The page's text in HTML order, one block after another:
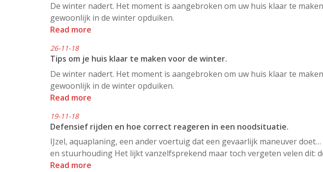
De winter nadert. Het moment is aangebroken om uw huis klaar te
gewoonlijk in de winter opduiken.
Read more
26-11-18
Tips om je huis klaar te maken voor de winter.
De winter nadert. Het moment is aangebroken om uw huis klaar te
gewoonlijk in de winter opduiken.
Read more
19-11-18
Defensief rijden en hoe correct reageren in een noodsituatie.
IJzel, aquaplaning, een ander voertuig dat een gevaarlijk maneuver
en stuurhouding Het lijkt vanzelfsprekend maar toch vergeten velen dit:
Read more